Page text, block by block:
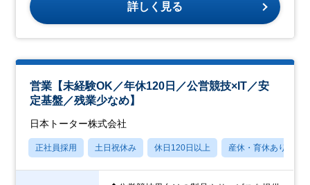
詳しく見る
営業【未経験OK／年休120日／公営競技×IT／安
定基盤／残業少なめ】
日本トーター株式会社
正社員採用 土日祝休み 休日120日以上 産休・育休あり